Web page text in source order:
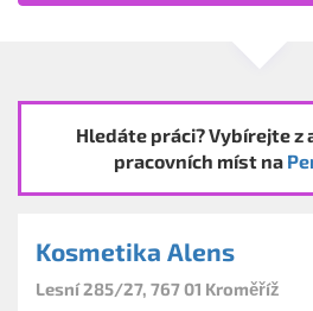
Hledáte práci? Vybírejte
pracovních míst na
Kosmetika Alens
Lesní 285/27, 767 01 Kroměříž